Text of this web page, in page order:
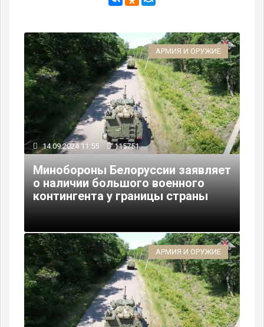
АРМИЯ И ОРУЖИЕ
14.09.2024 11:55 115751
Минобороны Белоруссии заявляет
о наличии большого военного
контингента у границы страны
АРМИЯ И ОРУЖИЕ